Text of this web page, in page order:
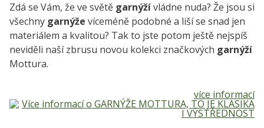
Zdá se Vám, že ve světě garnýžívládne nuda? Že jsou si
všechny garnýže víceméně podobné a liší se snad jen
materiálem a kvalitou? Tak to jste potom ještě nejspíš
neviděli naší zbrusu novou kolekci značkových garnýží
Mottura.
více informací